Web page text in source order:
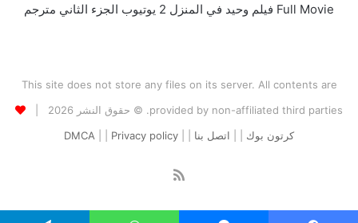
Full Movie فيلم وحيد في المنزل 2 يوتيوب الجزء الثاني مترجم
This site does not store any files on its server. All contents are
provided by non-affiliated third parties. © حقوق النشر 2026 |
كرتون بوك
اتصل بنا DMCA Privacy policy
ملخص
الموقع